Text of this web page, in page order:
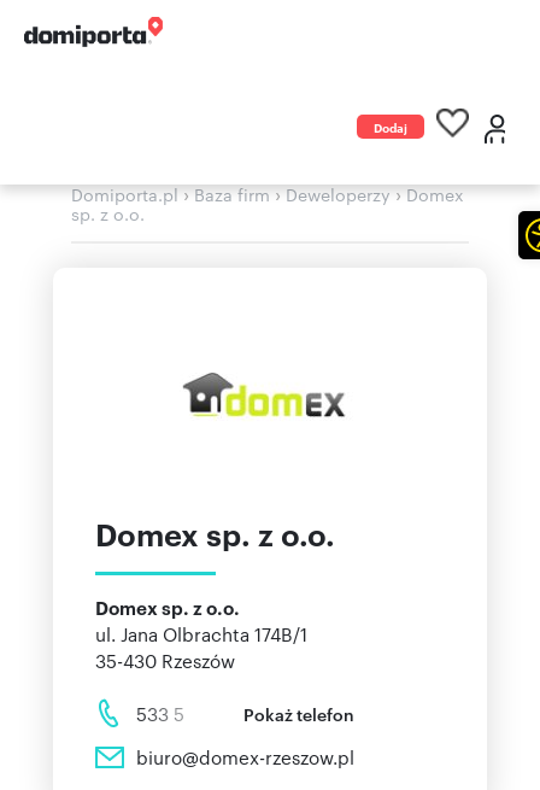
Dodaj
Domiporta.pl›Baza firm›Deweloperzy›Domex
sp. z o.o.
Domex sp. z o.o.
Domex sp. z o.o.
ul. Jana Olbrachta 174B/1
35-430 Rzeszów
533 5 Pokaż telefon
biuro@domex-rzeszow.pl